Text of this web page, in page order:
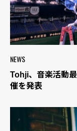
NEWS
Tohji、音楽活動
催を発表